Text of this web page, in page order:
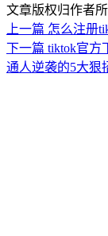
文章版权归作者
上一篇 怎么注册
下一篇 tiktok官方
通人逆袭的5大狠